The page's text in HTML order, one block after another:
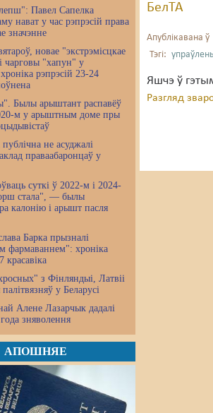
Павел Сапелка
нават у час рэпрэсій права
значэнне
новае "экстрэмісцкае
чарговы "хапун" у
рэпрэсій 23-24
Былы арыштант распавёў
м у арыштным доме пры
не асуджалі
праваабаронцаў у
суткі ў 2022-м і 2024-
стала", — былы
калонію і арышт пасля
Барка прызналі
фармаваннем": хроніка
красавіка
з Фінляндыі, Латвіі
палітвязняў у Беларусі
Алене Лазарчык дадалі
зняволення
АПОШНЯЕ
БелТА
Апублікавана ў
Тэгі:
Яшчэ ў
Разгляд